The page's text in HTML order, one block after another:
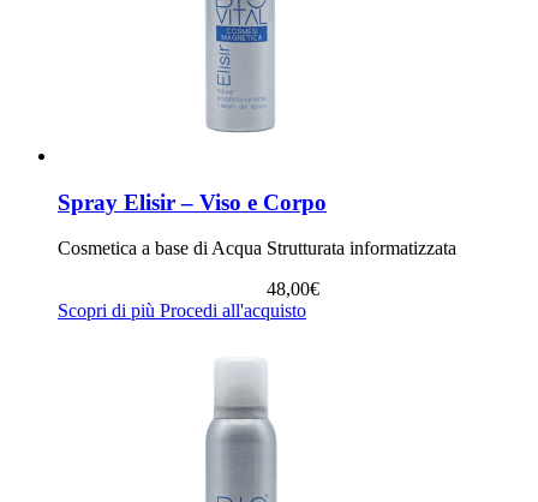
Spray Elisir – Viso e Corpo
Cosmetica a base di Acqua Strutturata informatizzata
48,00€
Scopri di più Procedi all'acquisto